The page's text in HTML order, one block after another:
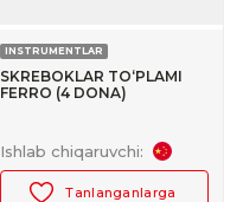
INSTRUMENTLAR
SKREBOKLAR TO‘PLAMI
FERRO (4 DONA)
Ishlab chiqaruvchi:
Tanlanganlarga